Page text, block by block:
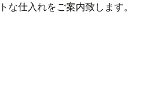
な仕入れをご案内致します。